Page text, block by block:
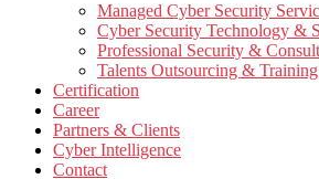
Managed Cyber Security
Cyber Security Technology &
Professional Security &
Talents Outsourcing &
Certification
Career
Partners & Clients
Cyber Intelligence
Contact